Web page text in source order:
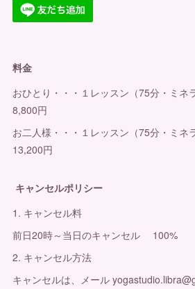
料金
おひとり・・・１レッスン（75分・ミ
8,800円
お二人様・・・１レッスン（75分・ミ
13,200円
キャンセルポリシー
1. キャンセル料
前日20時～当日のキャンセル 100%
2. キャンセル方法
キャンセルは、メール